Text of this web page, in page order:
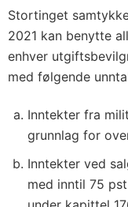
Stortinget
2021 kan benytte
enhver
med følgende
Inntekter fra
grunnlag for
Inntekter ved
med inntil 75